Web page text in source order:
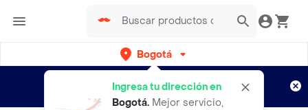
Bogotá
Ingresa tu dirección en
Bogotá. Mejor servicio,
envíos gratis por semanas
Aplican TyC